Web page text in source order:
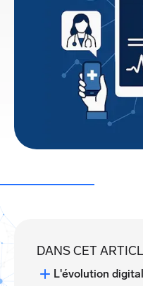
DANS CET
L'évolution